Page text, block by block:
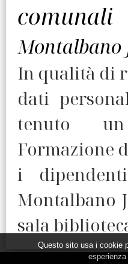
comunali
Montalbano
In qualità di
dati
tenuto
Formazione
i
Montalbano
sala
Questo sito usa i cookie